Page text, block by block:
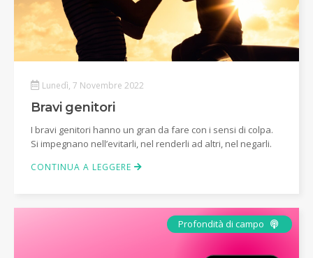
Lunedì, 7 Novembre 2022
Bravi genitori
I bravi genitori hanno un gran da fare con i sensi di colpa.
Si impegnano nell’evitarli, nel renderli ad altri, nel negarli.
CONTINUA A LEGGERE
Profondità di campo